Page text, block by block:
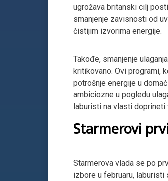
ugrožava britanski cilj
smanjenje zavisnosti od
čistijim izvorima energije.
Takođe, smanjenje
kritikovano. Ovi programi,
potrošnje energije u
ambiciozne u pogledu
laburisti na vlasti
Starmerovi
Starmerova vlada se po
izbore u februaru, laburisti